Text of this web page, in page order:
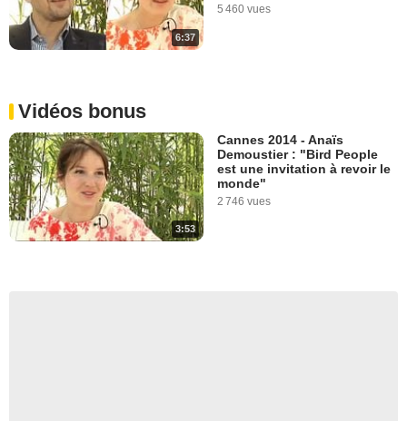
6:37
5 460 vues
Vidéos bonus
3:53
Cannes 2014 - Anaïs
Demoustier : "Bird People
est une invitation à revoir le
monde"
2 746 vues